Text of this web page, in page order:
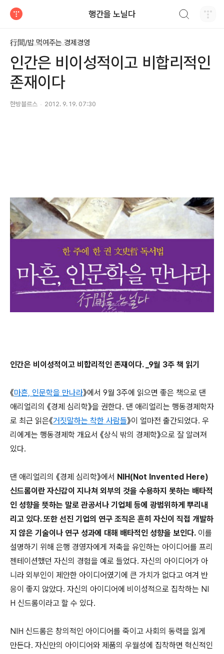
행간을 노닐다
行間/밥 먹여주는 경제경영
인간은 비이성적이고 비합리적인
존재이다
한방블르스 2012. 9. 19. 07:30
인간은 비이성적이고 비합리적인 존재이다. _9월 3주 책 읽기
《마흔, 인문학을 만나라》에서 9월 3주에 읽으면 좋은 책으로 댄
애리얼리의 《경제 심리학》을 권한다. 댄 애리얼리는 행동경제학자
로 최근 읽은《거짓말하는 착한 사람들》이 얼마전 출간되었다. 우
리에게는 행동경제학 개요서 《상식 밖의 경제학》으로 잘 알려져
있다.
댄 애리얼리의 《경제 심리학》에서 NIH(Not Invented Here)
신드롬이란 자신감이 지나쳐 외부의 것을 수용하지 못하는 배타적
인 성향을 뜻하는 말로 관공서나 기업체 등에 광범위하게 뿌리내
리고 있다. 또한 선진 기업의 연구 조직은 흔히 자신이 직접 개발하
지 않은 기술이나 연구 성과에 대해 배타적인 성향을 보인다. 이를
설명하기 위해 은행 경영자에게 저축을 유인하는 아이디어를 프리
젠테이션했던 자신의 경험을 예로 들었다. 자신의 아이디어가 아
니라 외부인이 제안한 아이디어였기에 큰 가치가 없다고 여겨 반
응이 좋지 않았다. 자신의 아이디어에 비이성적으로 집착하는 NI
H 신드롬이라고 할 수 있다.
NIH 신드롬은 창의적인 아이디어를 죽이고 사회의 동력을 잃게
만든다. 자신만의 아이디어와 제품의 우월성에 집착하면 혁신적인